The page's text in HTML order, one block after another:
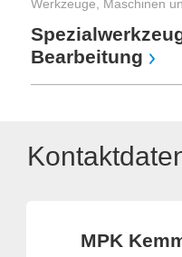
Bearbeitung
MPK